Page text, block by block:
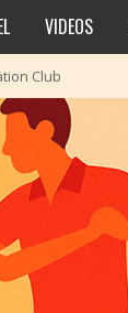
VIDEOS
Club